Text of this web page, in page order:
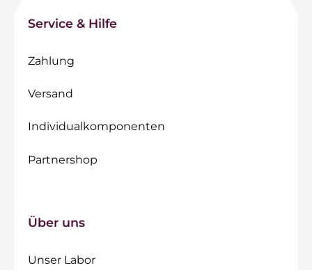
Service & Hilfe
Zahlung
Versand
Individualkomponenten
Partnershop
Über uns
Unser Labor